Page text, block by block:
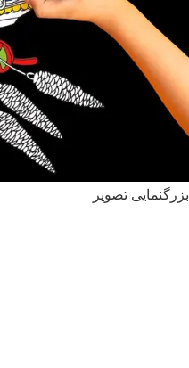
بزرگنمایی تصویر